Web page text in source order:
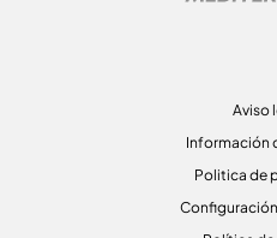
Aviso
Información
Politica de